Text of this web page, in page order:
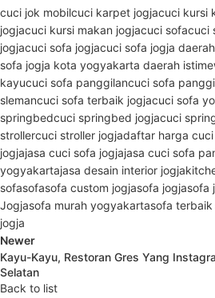
cuci jok mobilcuci karpet jogjacuci kursi
jogjacuci kursi makan jogjacuci sofacuci
jogjacuci sofa jogjacuci sofa jogja
sofa jogja kota yogyakarta daerah
kayucuci sofa panggilancuci sofa
slemancuci sofa terbaik jogjacuci sofa
springbedcuci springbed jogjacuci
strollercuci stroller jogjadaftar harga
jogjajasa cuci sofa jogjajasa cuci sofa
yogyakartajasa desain interior jogja
sofasofasofa custom jogjasofa jogjasofa
Jogjasofa murah yogyakartasofa terbaik
jogja
Newer
Kayu-Kayu, Restoran Gres Yang
Selatan
Back to list